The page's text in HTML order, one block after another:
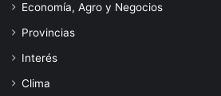
Economía, Agro y Negocios
Provincias
Interés
Clima